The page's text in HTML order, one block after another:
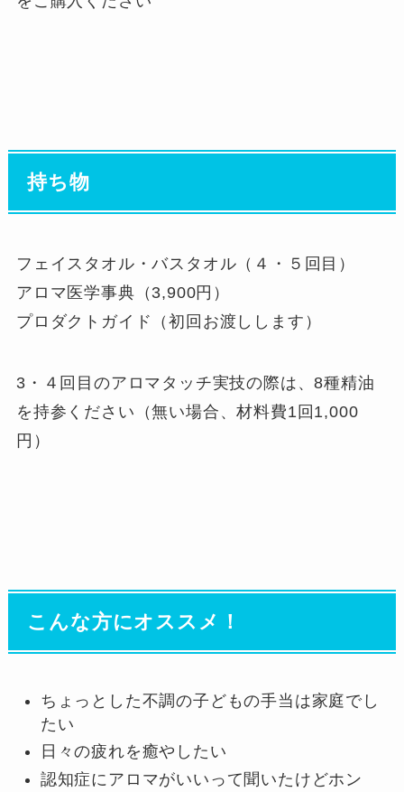
持ち物
フェイスタオル・バスタオル（４・５回目）
アロマ医学事典（3,900円）
プロダクトガイド（初回お渡しします）
3・４回目のアロマタッチ実技の際は、8種精油
を持参ください（無い場合、材料費1回1,000
円）
こんな方にオススメ！
ちょっとした不調の子どもの手当は家庭でし
たい
日々の疲れを癒やしたい
認知症にアロマがいいって聞いたけどホン